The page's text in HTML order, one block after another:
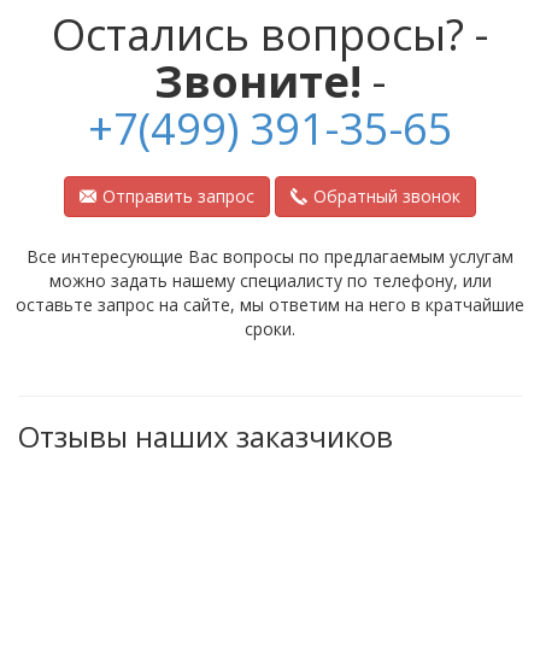
Остались вопросы? -
Звоните! -
+7(499) 391-35-65
Отправить запрос Обратный звонок
Все интересующие Вас вопросы по предлагаемым услугам
можно задать нашему специалисту по телефону, или
оставьте запрос на сайте, мы ответим на него в кратчайшие
сроки.
Отзывы наших заказчиков